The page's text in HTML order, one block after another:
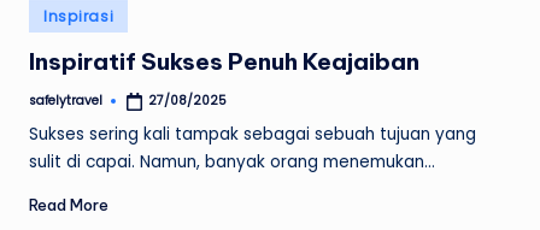
Posted
in
Inspirasi
Inspiratif Sukses Penuh Keajaiban
Posted
safelytravel 27/08/2025
Sukses sering kali tampak sebagai sebuah tujuan yang
sulit di capai. Namun, banyak orang menemukan…
Read More